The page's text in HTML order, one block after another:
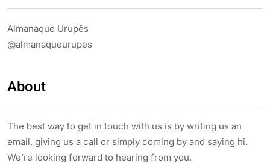
Almanaque Urupês
@almanaqueurupes
About
The best way to get in touch with us is by writing us an
email, giving us a call or simply coming by and saying hi.
We’re looking forward to hearing from you.